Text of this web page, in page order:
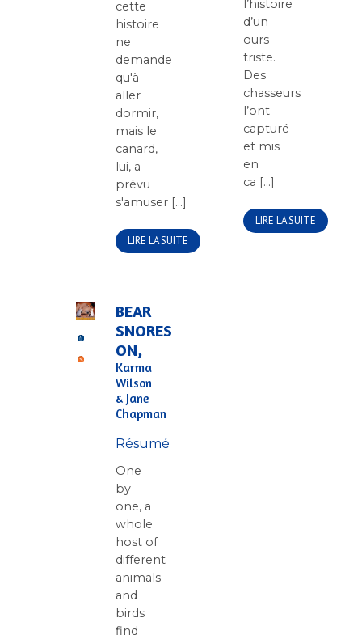
cette
histoire
ne
demande
qu'à
aller
dormir,
mais le
canard,
lui, a
prévu
s'amuser [...]
LIRE LA SUITE
l’histoire
d’un
ours
triste.
Des
chasseurs
l’ont
capturé
et mis
en
ca [...]
LIRE LA SUITE
BEAR
SNORES
ON,
Karma
Wilson
& Jane
Chapman
Résumé
One
by
one, a
whole
host of
different
animals
and
birds
find